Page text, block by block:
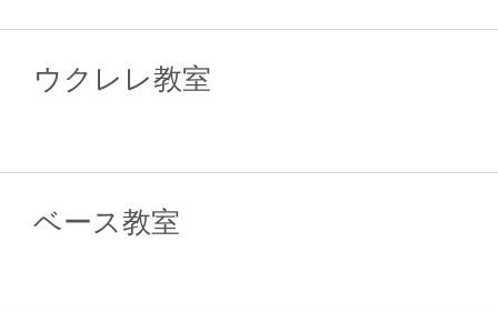
ウクレレ教室
ベース教室